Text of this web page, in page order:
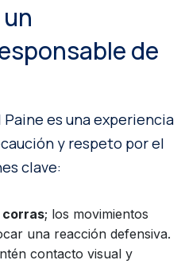
de
es una experiencia
y respeto por el
clave:
corras; los movimientos
una reacción defensiva.
contacto visual y